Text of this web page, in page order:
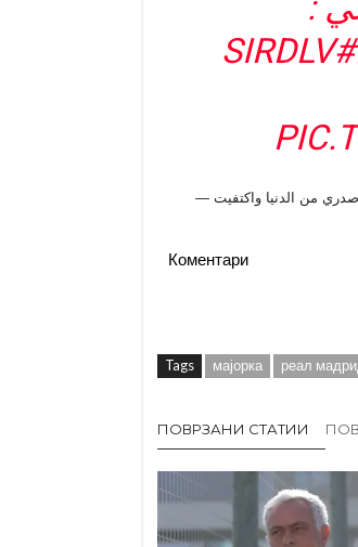
Коментари
Tags мајорка реал
ПОВРЗАНИ СТАТИИ